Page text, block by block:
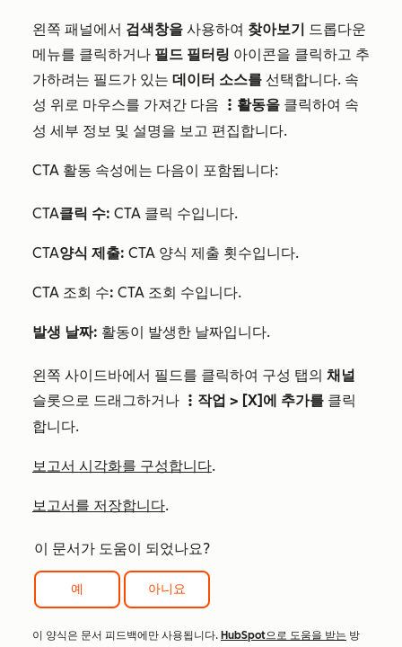
왼쪽 패널에서 검색창을 사용하여 찾아보기 드롭다운
메뉴를 클릭하거나 필드 필터링 아이콘을 클릭하고 추
가하려는 필드가 있는 데이터 소스를 선택합니다. 속
성 위로 마우스를 가져간 다음
verticalMenu 활동을 클릭하여 속
성 세부 정보 및 설명을 보고 편집합니다.
CTA 활동 속성에는 다음이 포함됩니다:
CTA클릭 수: CTA 클릭 수입니다.
CTA양식 제출: CTA 양식 제출 횟수입니다.
CTA 조회 수: CTA 조회 수입니다.
발생 날짜: 활동이 발생한 날짜입니다.
왼쪽 사이드바에서 필드를 클릭하여 구성 탭의 채널
슬롯으로 드래그하거나
verticalMenu 작업 > [X]에 추가를 클릭
합니다.
보고서 시각화를 구성합니다.
보고서를 저장합니다.
이 문서가 도움이 되었나요?
예 아니요
이 양식은 문서 피드백에만 사용됩니다. HubSpot으로 도움을 받는 방